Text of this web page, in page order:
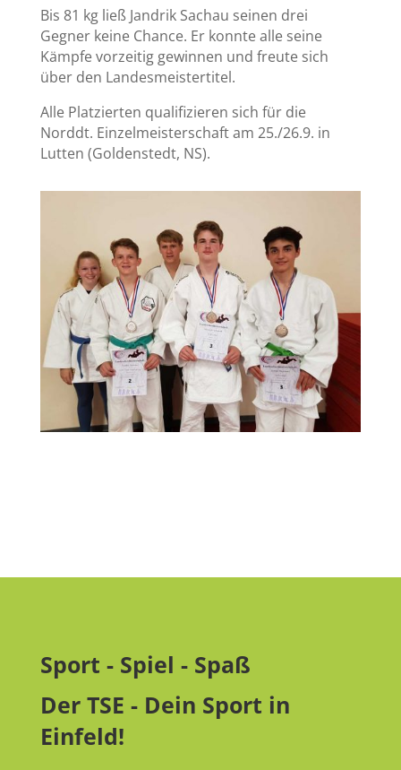
Bis 81 kg ließ Jandrik Sachau seinen drei
Gegner keine Chance. Er konnte alle seine
Kämpfe vorzeitig gewinnen und freute sich
über den Landesmeistertitel.
Alle Platzierten qualifizieren sich für die
Norddt. Einzelmeisterschaft am 25./26.9. in
Lutten (Goldenstedt, NS).
Sport - Spiel - Spaß
Der TSE - Dein Sport in
Einfeld!